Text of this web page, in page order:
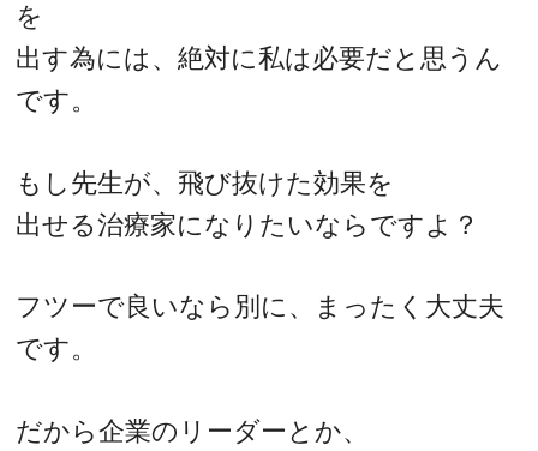
を
出す為には、絶対に私は必要だと思うん
です。
もし先生が、飛び抜けた効果を
出せる治療家になりたいならですよ？
フツーで良いなら別に、まったく大丈夫
です。
だから企業のリーダーとか、